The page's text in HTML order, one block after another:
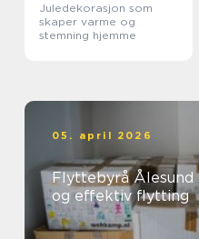
Juledekorasjon som
skaper varme og
stemning hjemme
05. april 2026
Flyttebyrå Ålesund slik får du en trygg
og effektiv flytting